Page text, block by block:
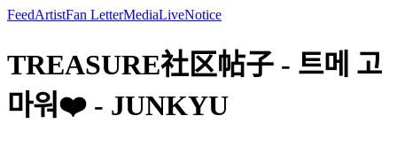
FeedArtistFan LetterMediaLiveNotice
TREASURE社区帖子 - 트메 고
마워❤️ - JUNKYU